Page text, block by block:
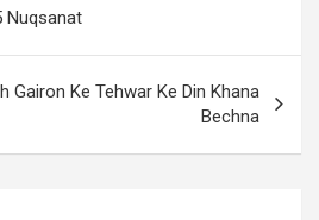
Nuqsanat
Gairon Ke Tehwar Ke Din Khana
Bechna